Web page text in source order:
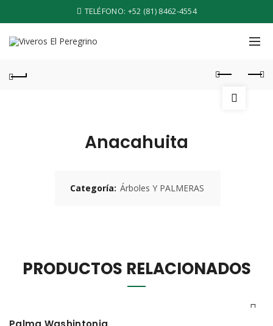
TELÉFONO: +52 (81) 8462-4554
Anacahuita
Categoría: Árboles Y PALMERAS
PRODUCTOS RELACIONADOS